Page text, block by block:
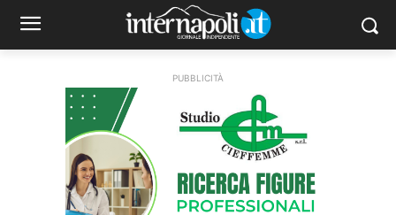
PUBBLICITÀ